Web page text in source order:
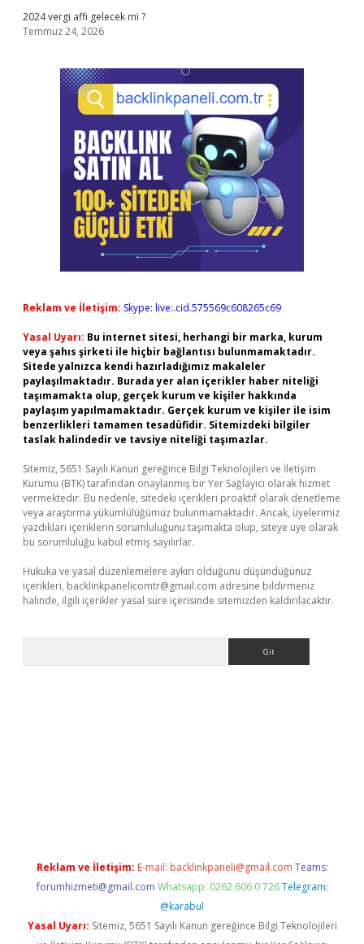
2024 vergi affı gelecek mi ?
Temmuz 24, 2026
Reklam ve İletişim: Skype: live:.cid.575569c608265c69
Yasal Uyarı: Bu internet sitesi, herhangi bir marka, kurum
veya şahıs şirketi ile hiçbir bağlantısı bulunmamaktadır.
Sitede yalnızca kendi hazırladığımız makaleler
paylaşılmaktadır. Burada yer alan içerikler haber niteliği
taşımamakta olup, gerçek kurum ve kişiler hakkında
paylaşım yapılmamaktadır. Gerçek kurum ve kişiler ile isim
benzerlikleri tamamen tesadüfidir. Sitemizdeki bilgiler
taslak halindedir ve tavsiye niteliği taşımazlar.
Sitemiz, 5651 Sayılı Kanun gereğince Bilgi Teknolojileri ve İletişim
Kurumu (BTK) tarafından onaylanmış bir Yer Sağlayıcı olarak hizmet
vermektedir. Bu nedenle, sitedeki içerikleri proaktif olarak denetleme
veya araştırma yükümlülüğümüz bulunmamaktadır. Ancak, üyelerimiz
yazdıkları içeriklerin sorumluluğunu taşımakta olup, siteye üye olarak
bu sorumluluğu kabul etmiş sayılırlar.
Hukuka ve yasal düzenlemelere aykırı olduğunu düşündüğünüz
içerikleri, backlinkpanelicomtr@gmail.com adresine bildirmeniz
halinde, ilgili içerikler yasal süre içerisinde sitemizden kaldırılacaktır.
Reklam ve İletişim: E-mail: backlinkpaneli@gmail.com Teams:
forumhizmeti@gmail.com Whatsapp: 0262 606 0 726 Telegram:
@karabul
Yasal Uyarı: Sitemiz, 5651 Sayılı Kanun gereğince Bilgi Teknolojileri